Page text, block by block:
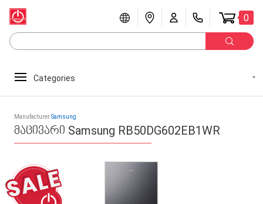
0
Categories
ManufacturerSamsung
მაცივარი Samsung RB50DG602EB1WR